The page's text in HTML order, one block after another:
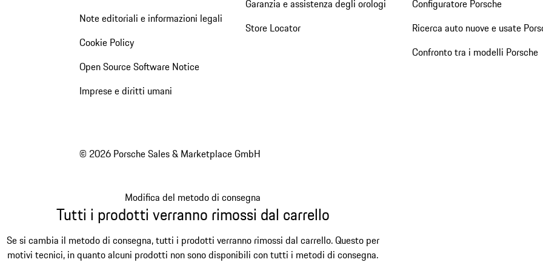
Note editoriali e informazioni legali
Cookie Policy
Open Source Software Notice
Imprese e diritti umani
Garanzia e assistenza degli orologi
Store Locator
Configuratore Porsche
Ricerca auto nuove e usate
Confronto tra i modelli Porsche
© 2026 Porsche Sales & Marketplace GmbH
Modifica del metodo di consegna
Tutti i prodotti verranno rimossi dal carrello
Se si cambia il metodo di consegna, tutti i prodotti verranno rimossi dal carrello. Questo per
motivi tecnici, in quanto alcuni prodotti non sono disponibili con tutti i metodi di consegna.